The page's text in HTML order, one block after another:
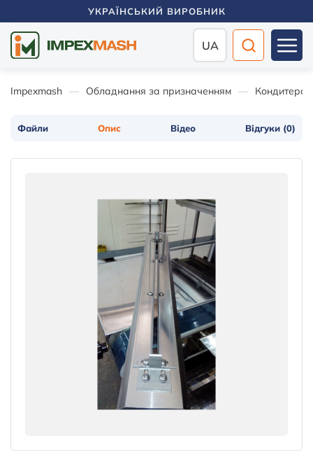
УКРАЇНСЬКИЙ ВИРОБНИК
UA
Impexmash Обладнання за призначенням
Файли Опис Відео Відгуки (0)